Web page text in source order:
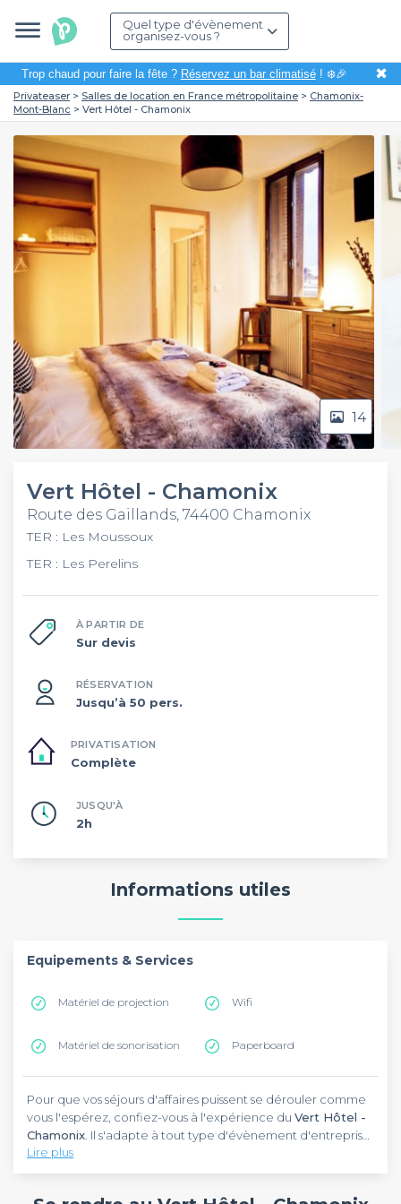
Quel type d'évènement
organisez-vous ?
Trop chaud pour faire la fête ? Réservez un bar climatisé! ❄️🎉 ✖
Privateaser Salles de location en France métropolitaine
Chamonix-
Mont-Blanc
Vert Hôtel - Chamonix
14
Vert Hôtel - Chamonix
Route des Gaillands, 74400 Chamonix
TER : Les Moussoux
TER : Les Perelins
À PARTIR DE
Sur devis
RÉSERVATION
Jusqu’à 50 pers.
PRIVATISATION
Complète
JUSQU'À
2h
Informations utiles
Equipements & Services
Matériel de projection Wifi
Matériel de sonorisation Paperboard
Pour que vos séjours d'affaires puissent se dérouler comme
vous l'espérez, confiez-vous à l'expérience du Vert Hôtel -
Chamonix . Il s'adapte à tout type d'évènement d'entreprise
et propose des solutions adéquates pour les réussir. Situé
dans la ville de Chamonix-Mont-Blanc, il s’installe à moins de
Choisissez leVert Hôtel - Chamonixpour vous ressourcer en
Lire plus